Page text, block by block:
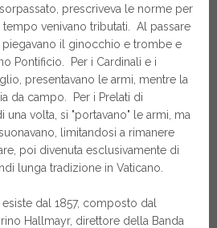
prescriveva le norme per
venivano tributati. Al passare
piegavano il ginocchio e trombe e
Pontificio. Per i Cardinali e i
presentavano le armi, mentre la
da campo. Per i Prelati di
una volta, si "portavano" le armi, ma
limitandosi a rimanere
poi divenuta esclusivamente di
lunga tradizione in Vaticano.
dal 1857, composto dal
Hallmayr, direttore della Banda